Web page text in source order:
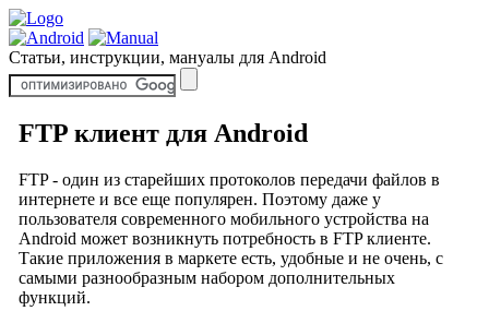
Статьи, инструкции, мануалы для Android
FTP клиент для Android
FTP - один из старейших протоколов передачи файлов в
интернете и все еще популярен. Поэтому даже у
пользователя современного мобильного устройства на
Android может возникнуть потребность в FTP клиенте.
Такие приложения в маркете есть, удобные и не очень, с
самыми разнообразным набором дополнительных
функций.